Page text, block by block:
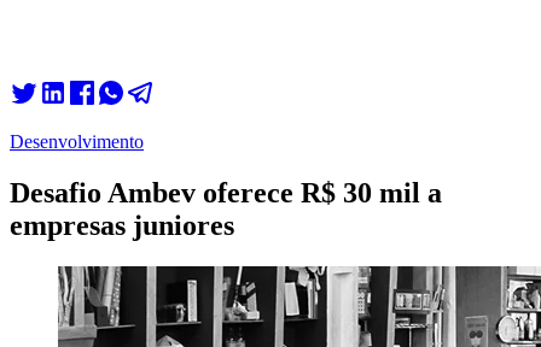
Desenvolvimento
Desafio Ambev oferece R$ 30 mil a
empresas juniores